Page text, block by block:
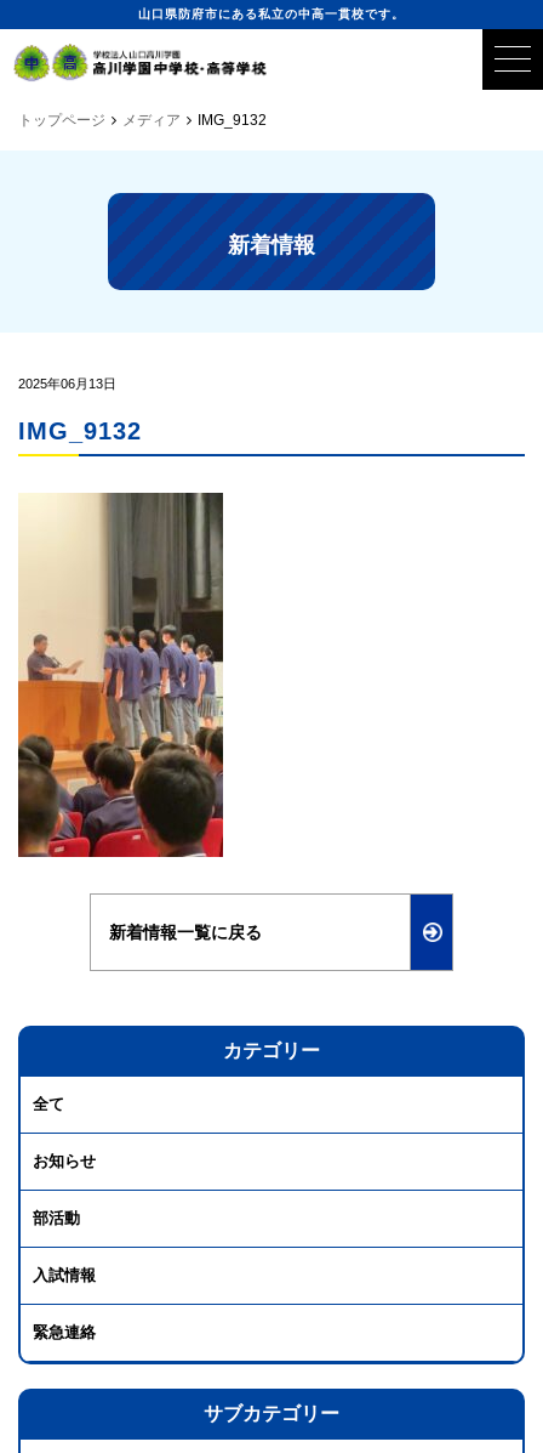
山口県防府市にある私立の中高一貫校です。
トップページ メディア IMG_9132
新着情報
2025年06月13日
IMG_9132
新着情報一覧に戻る
カテゴリー
全て
お知らせ
部活動
入試情報
緊急連絡
サブカテゴリー